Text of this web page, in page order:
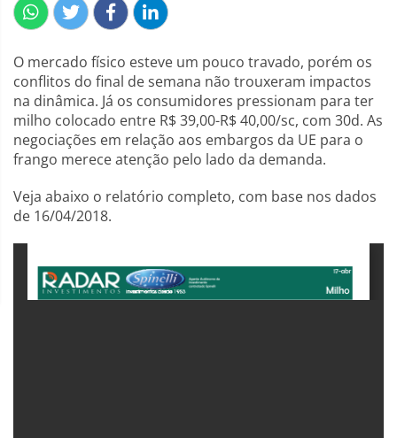
O mercado físico esteve um pouco travado, porém os
conflitos do final de semana não trouxeram impactos
na dinâmica. Já os consumidores pressionam para ter
milho colocado entre R$ 39,00-R$ 40,00/sc, com 30d. As
negociações em relação aos embargos da UE para o
frango merece atenção pelo lado da demanda.
Veja abaixo o relatório completo, com base nos dados
de 16/04/2018.